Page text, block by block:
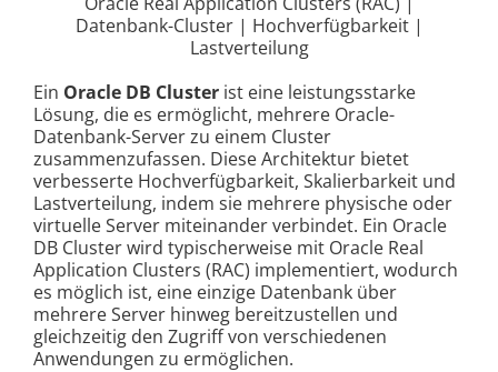
Unsere Kompetenzen
Karriere
Über uns
Kontakt
Datenbank-Cluster | Hochverfügbarkeit |
Lastverteilung
Ein Oracle DB Clusterist eine leistungsstarke
Lösung, die es ermöglicht, mehrere Oracle-
Datenbank-Server zu einem Cluster
zusammenzufassen. Diese Architektur bietet
verbesserte Hochverfügbarkeit, Skalierbarkeit und
Lastverteilung, indem sie mehrere physische oder
virtuelle Server miteinander verbindet. Ein Oracle
DB Cluster wird typischerweise mit Oracle Real
Application Clusters (RAC) implementiert, wodurch
es möglich ist, eine einzige Datenbank über
mehrere Server hinweg bereitzustellen und
gleichzeitig den Zugriff von verschiedenen
Anwendungen zu ermöglichen.